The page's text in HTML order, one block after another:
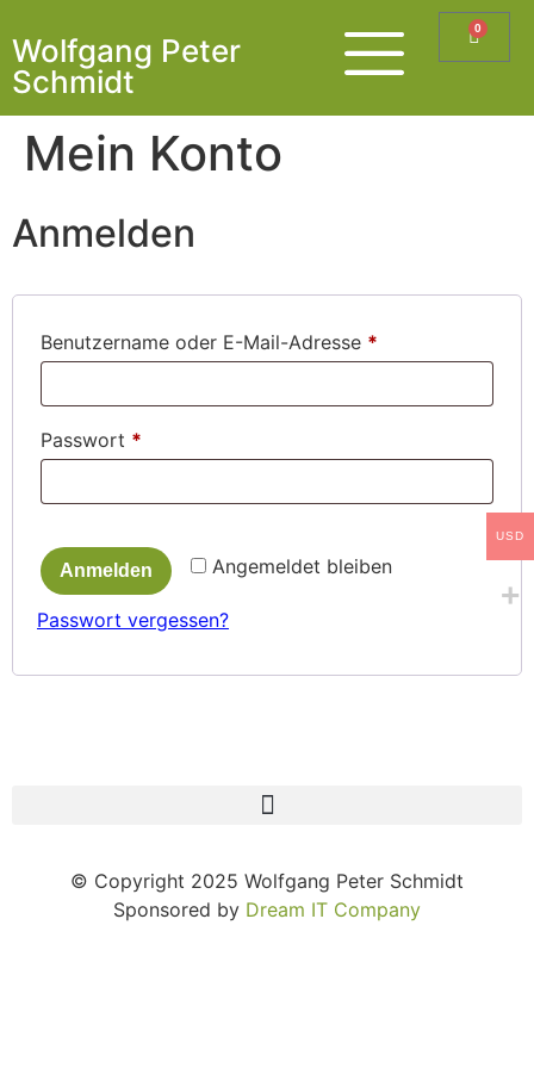
Wolfgang Peter
Schmidt
0
Mein Konto
Anmelden
Benutzername oder E-Mail-Adresse *
Passwort *
Angemeldet bleiben
Anmelden
Passwort vergessen?
© Copyright 2025 Wolfgang Peter Schmidt
Sponsored by Dream IT Company
USD